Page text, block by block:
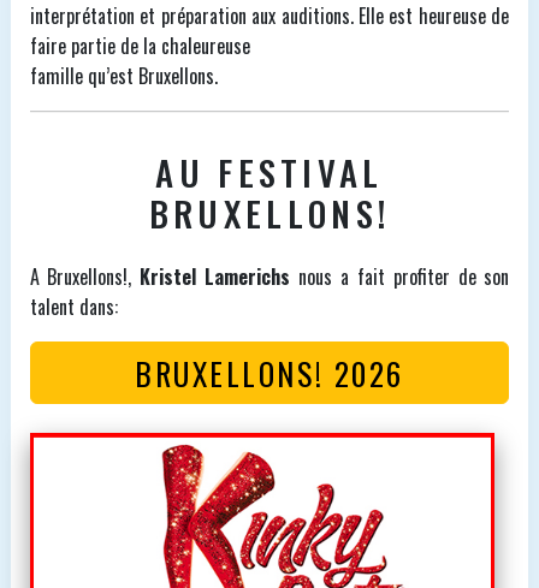
interprétation et préparation aux auditions. Elle est heureuse de
faire partie de la chaleureuse
famille qu’est Bruxellons.
AU FESTIVAL
BRUXELLONS!
A Bruxellons!, Kristel Lamerichs nous a fait profiter de son
talent dans:
BRUXELLONS! 2026